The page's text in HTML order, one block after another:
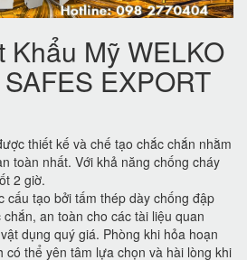
Khẩu Mỹ WELKO
EXPORT
thiết kế và chế tạo chắc chắn nhằm
toàn nhất. Với khả năng chống cháy
2 giờ.
cấu tạo bởi tấm thép dày chống đập
an toàn cho các tài liệu quan
dụng quý giá. Phòng khi hỏa hoạn
có thể yên tâm lựa chọn và hài lòng khi